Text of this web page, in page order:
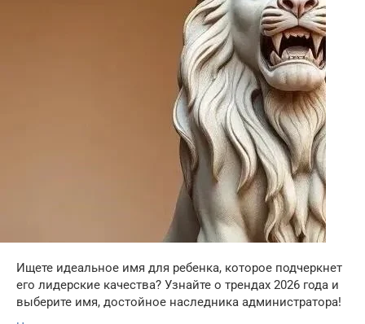
Ищете идеальное имя для ребенка, которое подчеркнет
его лидерские качества? Узнайте о трендах 2026 года и
выберите имя, достойное наследника администратора!